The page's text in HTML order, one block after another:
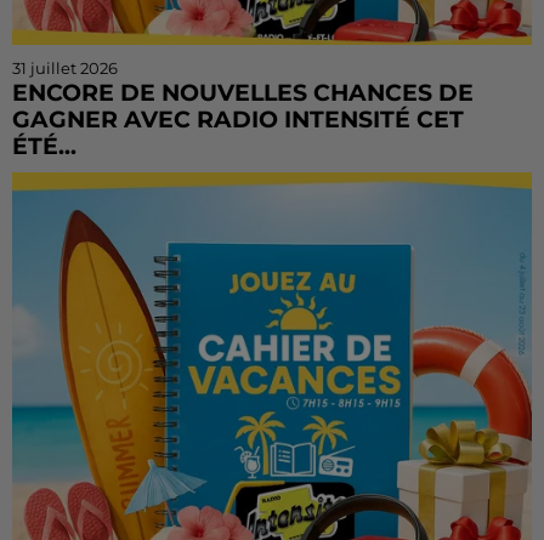
31 juillet 2026
ENCORE DE NOUVELLES CHANCES DE
GAGNER AVEC RADIO INTENSITÉ CET
ÉTÉ...
Vous n'avez pas encore tenté votre chance ? Ou vous
Vacances continue sur Radio Intensité ! Chaque
matin, de...